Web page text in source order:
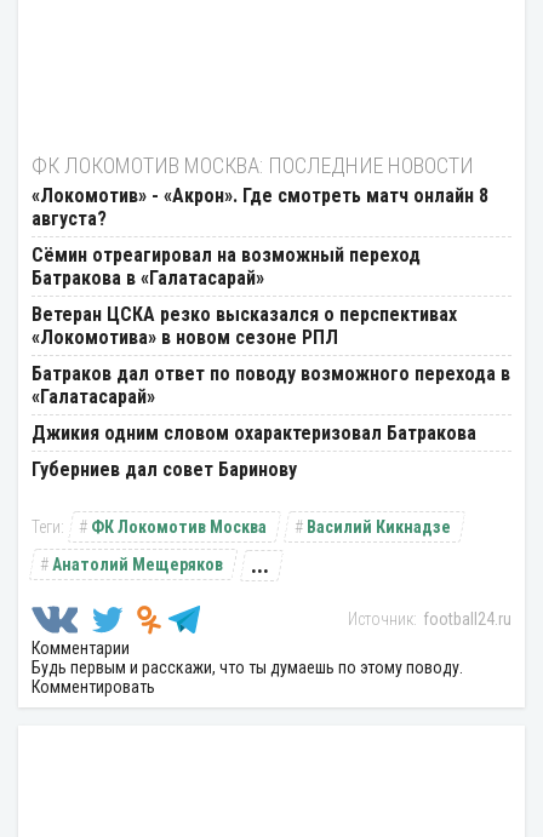
ФК ЛОКОМОТИВ МОСКВА: ПОСЛЕДНИЕ НОВОСТИ
«Локомотив» - «Акрон». Где смотреть матч онлайн 8
августа?
Сёмин отреагировал на возможный переход
Батракова в «Галатасарай»
Ветеран ЦСКА резко высказался о перспективах
«Локомотива» в новом сезоне РПЛ
Батраков дал ответ по поводу возможного перехода в
«Галатасарай»
Джикия одним словом охарактеризовал Батракова
Губерниев дал совет Баринову
ФК Локомотив Москва
Василий Кикнадзе
Анатолий Мещеряков
...
football24.ru
Комментарии
Будь первым и расскажи, что ты думаешь по этому поводу.
Комментировать